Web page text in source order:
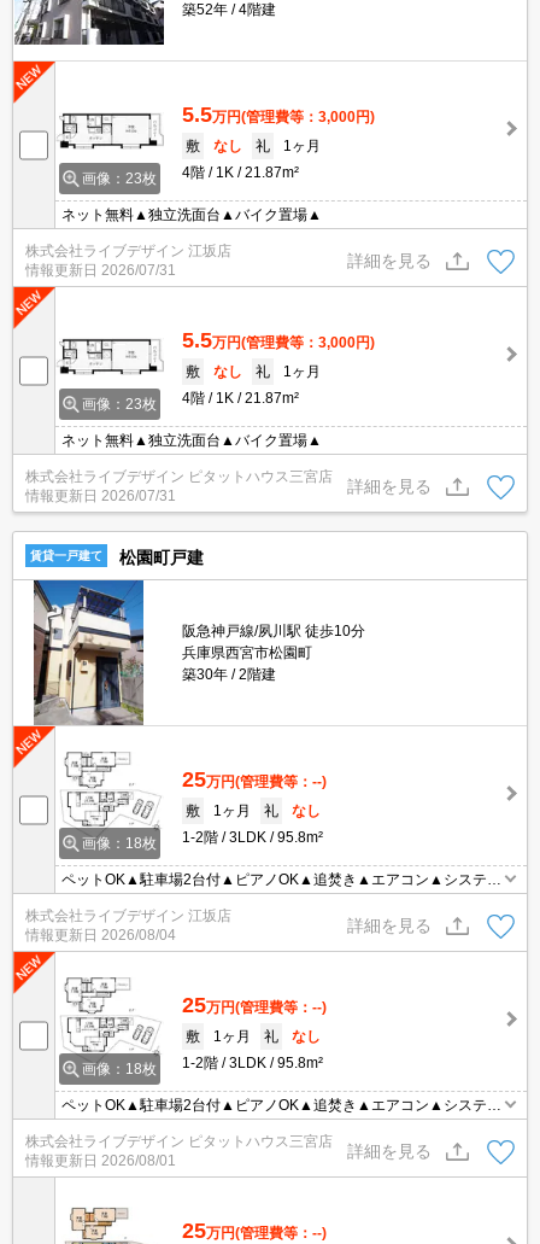
築52年
4階建
画像：23枚
5.5万円(管理費等：3,000円)
敷
なし 礼
1ヶ月
4階
1K 21.87m²
ネット無料▲独立洗面台▲バイク置場▲
株式会社ライブデザイン 江坂店
情報更新日 2026/07/31
詳細を見る
画像：23枚
5.5万円(管理費等：3,000円)
敷
なし 礼
1ヶ月
4階
1K 21.87m²
ネット無料▲独立洗面台▲バイク置場▲
株式会社ライブデザイン ピタットハウス三宮店
情報更新日 2026/07/31
詳細を見る
賃貸一戸建て 松園町戸建
阪急神戸線/夙川駅 徒歩10分
兵庫県西宮市松園町
築30年
2階建
画像：18枚
25万円(管理費等：--)
敷
1ヶ月 礼
なし
1-2階
3LDK 95.8m²
ペットOK▲駐車場2台付▲ピアノOK▲追焚き▲エアコン▲システム
キッチン▲独立洗
株式会社ライブデザイン 江坂店
情報更新日 2026/08/04
詳細を見る
画像：18枚
25万円(管理費等：--)
敷
1ヶ月 礼
なし
1-2階
3LDK 95.8m²
ペットOK▲駐車場2台付▲ピアノOK▲追焚き▲エアコン▲システム
キッチン▲独立洗
株式会社ライブデザイン ピタットハウス三宮店
情報更新日 2026/08/01
詳細を見る
25万円(管理費等：--)